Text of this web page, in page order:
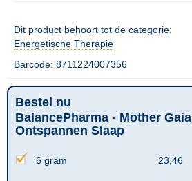
Dit product behoort tot de categorie:
Energetische Therapie
Barcode: 8711224007356
Bestel nu
BalancePharma - Mother
Ontspannen Slaap
6 gram 23,46